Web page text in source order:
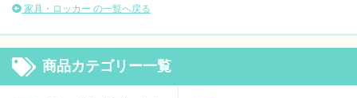
家具・ロッカー の一覧へ戻る
商品カテゴリー一覧